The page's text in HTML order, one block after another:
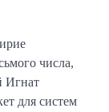
числа,
Игнат
для систем